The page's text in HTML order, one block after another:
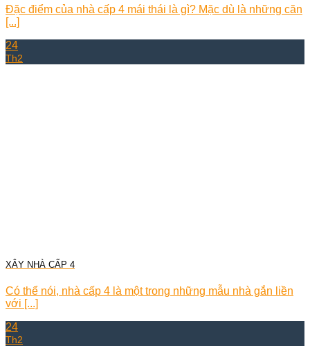
Đặc điểm của nhà cấp 4 mái thái là gì? Mặc dù là những căn
[...]
24
Th2
XÂY NHÀ CẤP 4
Có thể nói, nhà cấp 4 là một trong những mẫu nhà gắn liền
với [...]
24
Th2